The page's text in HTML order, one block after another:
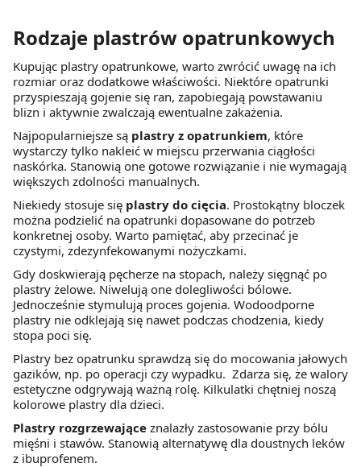
Rodzaje plastrów opatrunkowych
Kupując plastry opatrunkowe, warto zwrócić uwagę na ich
rozmiar oraz dodatkowe właściwości. Niektóre opatrunki
przyspieszają gojenie się ran, zapobiegają powstawaniu
blizn i aktywnie zwalczają ewentualne zakażenia.
Najpopularniejsze są plastry z opatrunkiem, które
wystarczy tylko nakleić w miejscu przerwania ciągłości
naskórka. Stanowią one gotowe rozwiązanie i nie wymagają
większych zdolności manualnych.
Niekiedy stosuje się plastry do cięcia. Prostokątny bloczek
można podzielić na opatrunki dopasowane do potrzeb
konkretnej osoby. Warto pamiętać, aby przecinać je
czystymi, zdezynfekowanymi nożyczkami.
Gdy doskwierają pęcherze na stopach, należy sięgnąć po
plastry żelowe. Niwelują one dolegliwości bólowe.
Jednocześnie stymulują proces gojenia. Wodoodporne
plastry nie odklejają się nawet podczas chodzenia, kiedy
stopa poci się.
Plastry bez opatrunku sprawdzą się do mocowania jałowych
gazików, np. po operacji czy wypadku. Zdarza się, że walory
estetyczne odgrywają ważną rolę. Kilkulatki chętniej noszą
kolorowe plastry dla dzieci.
Plastry rozgrzewające znalazły zastosowanie przy bólu
mięśni i stawów. Stanowią alternatywę dla doustnych leków
z ibuprofenem.